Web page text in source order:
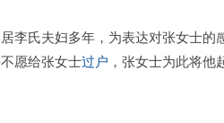
氏夫妇多年，为表达对张女士的
愿给张女士过户 ，张女士为此将